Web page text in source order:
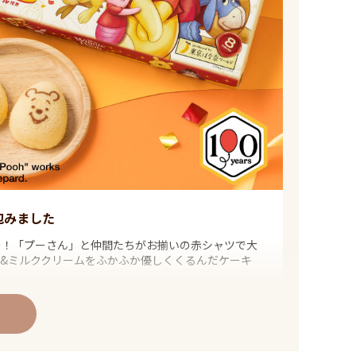
ました
「プーさん」と仲間たちがお揃いの赤シャツで大
ルククリームをふかふか優しくくるんだケーキ